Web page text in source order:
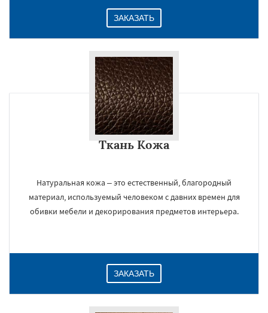
ЗАКАЗАТЬ
Ткань Кожа
Натуральная кожа – это естественный, благородный
материал, используемый человеком с давних времен для
обивки мебели и декорирования предметов интерьера.
ЗАКАЗАТЬ